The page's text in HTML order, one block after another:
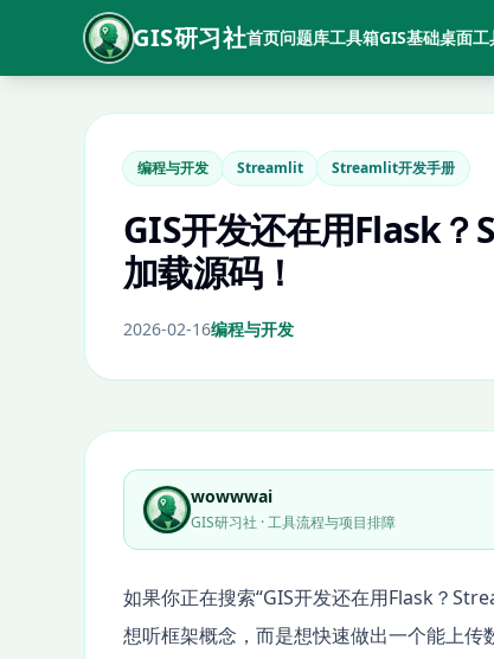
GIS研习社首页问题库工具箱GIS基础桌面工
编程与开发 Streamlit Streamlit开发手册
GIS开发还在用Flask
加载源码！
2026-02-16编程与开发
wowwwai
GIS研习社 · 工具流程与项目排障
如果你正在搜索“GIS开发还在用Flask？
想听框架概念，而是想快速做出一个能上